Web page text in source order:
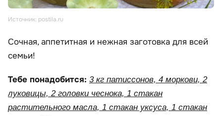
Источник: postila.ru
Сочная, аппетитная и нежная заготовка для всей
семьи!
Тебе понадобится: 3 кг патиссонов, 4 моркови, 2
луковицы, 2 головки чеснока, 1 стакан
растительного масла, 1 стакан уксуса, 1 стакан